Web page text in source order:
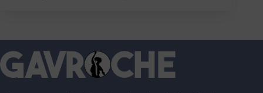
les
moyens
d’une
politique